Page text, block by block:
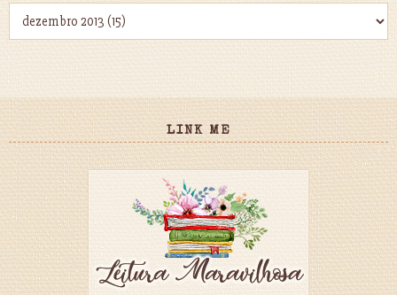
LINK ME